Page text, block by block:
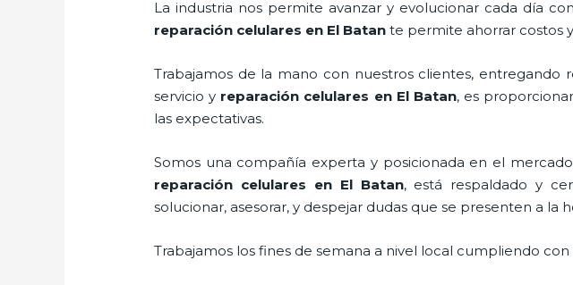
La industria nos permite avanzar y evolucionar cada día
reparación celulares en El Batan te permite ahorrar costos
Trabajamos de la mano con nuestros clientes,
servicio y reparación celulares en El Batan, es
las expectativas.
Somos una compañía experta y posicionada en el
reparación celulares en El Batan, está respaldado y
solucionar, asesorar, y despejar dudas que se presenten a la
Trabajamos los fines de semana a nivel local cumpliendo